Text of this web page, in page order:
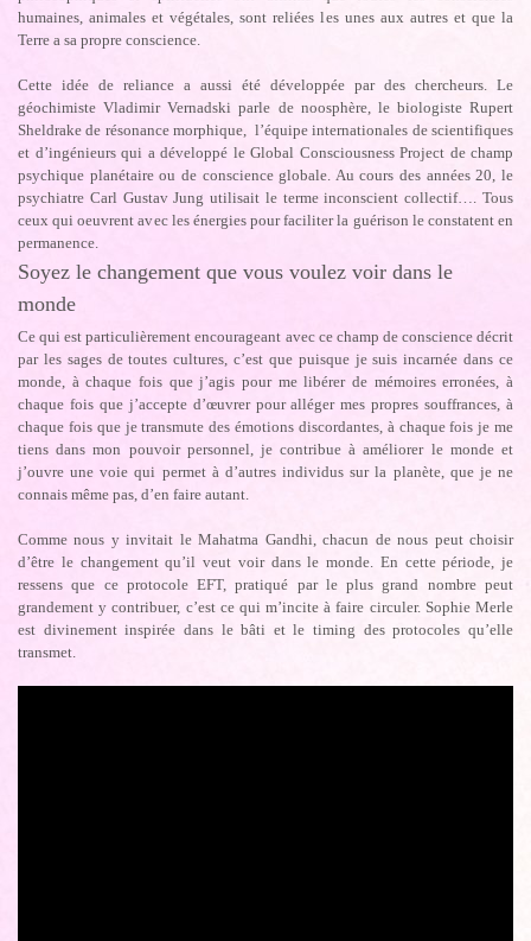
humaines, animales et végétales, sont reliées les unes aux autres et que la
Terre a sa propre conscience.
Cette idée de reliance a aussi été développée par des chercheurs. Le
géochimiste Vladimir Vernadski parle de noosphère, le biologiste Rupert
Sheldrake de résonance morphique, l’équipe internationales de scientifiques
et d’ingénieurs qui a développé le Global Consciousness Project de champ
psychique planétaire ou de conscience globale. Au cours des années 20, le
psychiatre Carl Gustav Jung utilisait le terme inconscient collectif…. Tous
ceux qui oeuvrent avec les énergies pour faciliter la guérison le constatent en
permanence.
Soyez le changement que vous voulez voir dans le
monde
Ce qui est particulièrement encourageant avec ce champ de conscience décrit
par les sages de toutes cultures, c’est que puisque je suis incarnée dans ce
monde, à chaque fois que j’agis pour me libérer de mémoires erronées, à
chaque fois que j’accepte d’œuvrer pour alléger mes propres souffrances, à
chaque fois que je transmute des émotions discordantes, à chaque fois je me
tiens dans mon pouvoir personnel, je contribue à améliorer le monde et
j’ouvre une voie qui permet à d’autres individus sur la planète, que je ne
connais même pas, d’en faire autant.
Comme nous y invitait le Mahatma Gandhi, chacun de nous peut choisir
d’être le changement qu’il veut voir dans le monde. En cette période, je
ressens que ce protocole EFT, pratiqué par le plus grand nombre peut
grandement y contribuer, c’est ce qui m’incite à faire circuler. Sophie Merle
est divinement inspirée dans le bâti et le timing des protocoles qu’elle
transmet.